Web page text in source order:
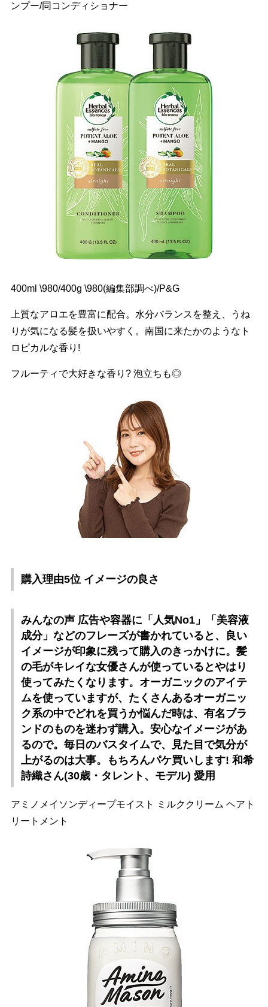
ンプー/同コンディショナー
400ml \980/400g \980(編集部調べ)/P&G
上質なアロエを豊富に配合。水分バランスを整え、うね
りが気になる髪を扱いやすく。南国に来たかのようなト
ロピカルな香り!
フルーティで大好きな香り? 泡立ちも◎
購入理由5位 イメージの良さ
みんなの声 広告や容器に「人気No1」「美容液
成分」などのフレーズが書かれていると、良い
イメージが印象に残って購入のきっかけに。髪
の毛がキレイな女優さんが使っているとやはり
使ってみたくなります。オーガニックのアイテ
ムを使っていますが、たくさんあるオーガニッ
ク系の中でどれを買うか悩んだ時は、有名ブラ
ンドのものを迷わず購入。安心なイメージがあ
るので。毎日のバスタイムで、見た目で気分が
上がるのは大事。もちろんパケ買いします! 和希
詩織さん(30歳・タレント、モデル) 愛用
アミノメイソンディープモイスト ミルククリーム ヘアト
リートメント